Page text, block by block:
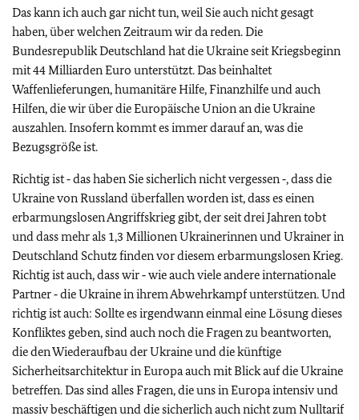
Das kann ich auch gar nicht tun, weil Sie auch nicht gesagt
haben, über welchen Zeitraum wir da reden. Die
Bundesrepublik Deutschland hat die Ukraine seit Kriegsbeginn
mit 44 Milliarden Euro unterstützt. Das beinhaltet
Waffenlieferungen, humanitäre Hilfe, Finanzhilfe und auch
Hilfen, die wir über die Europäische Union an die Ukraine
auszahlen. Insofern kommt es immer darauf an, was die
Bezugsgröße ist.
Richtig ist ‑ das haben Sie sicherlich nicht vergessen ‑, dass die
Ukraine von Russland überfallen worden ist, dass es einen
erbarmungslosen Angriffskrieg gibt, der seit drei Jahren tobt
und dass mehr als 1,3 Millionen Ukrainerinnen und Ukrainer in
Deutschland Schutz finden vor diesem erbarmungslosen Krieg.
Richtig ist auch, dass wir ‑ wie auch viele andere internationale
Partner ‑ die Ukraine in ihrem Abwehrkampf unterstützen. Und
richtig ist auch: Sollte es irgendwann einmal eine Lösung dieses
Konfliktes geben, sind auch noch die Fragen zu beantworten,
die den Wiederaufbau der Ukraine und die künftige
Sicherheitsarchitektur in Europa auch mit Blick auf die Ukraine
betreffen. Das sind alles Fragen, die uns in Europa intensiv und
massiv beschäftigen und die sicherlich auch nicht zum Nulltarif